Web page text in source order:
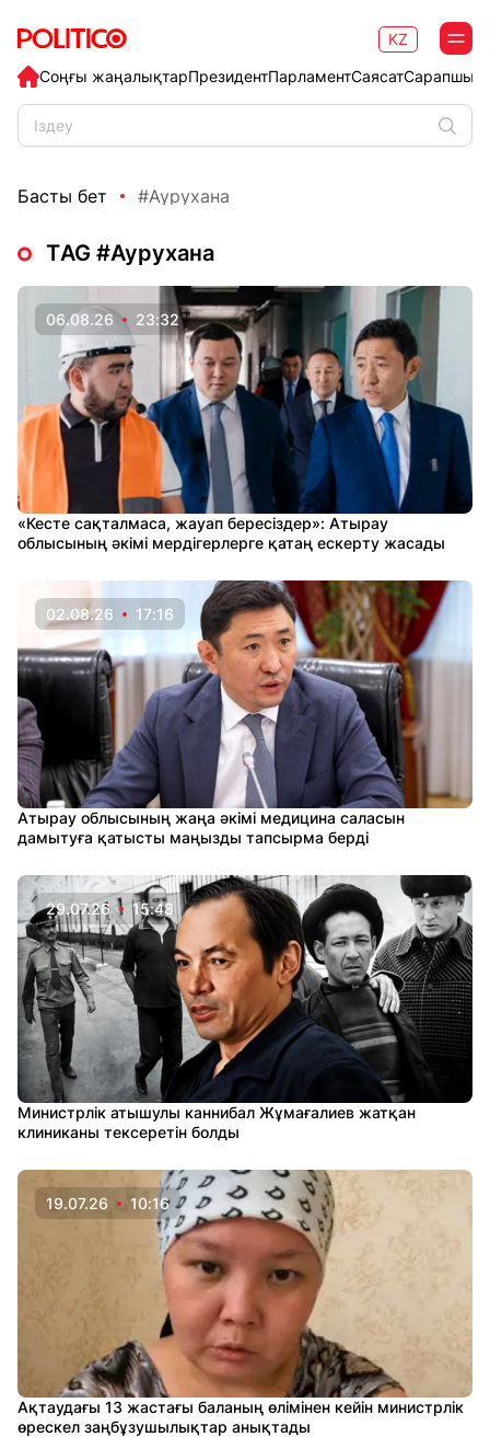
Соңғы жаңалықтарПрезидентПарламентСаясат
KZ
Басты бет #Аурухана
ТAG #Аурухана
06.08.26 23:32
«Кесте сақталмаса, жауап бересіздер»: Атырау
облысының әкімі мердігерлерге қатаң ескерту жасады
02.08.26 17:16
Атырау облысының жаңа әкімі медицина саласын
дамытуға қатысты маңызды тапсырма берді
29.07.26 15:48
Министрлік атышулы каннибал Жұмағалиев жатқан
клиниканы тексеретін болды
19.07.26 10:16
Ақтаудағы 13 жастағы баланың өлімінен кейін министрлік
өрескел заңбұзушылықтар анықтады